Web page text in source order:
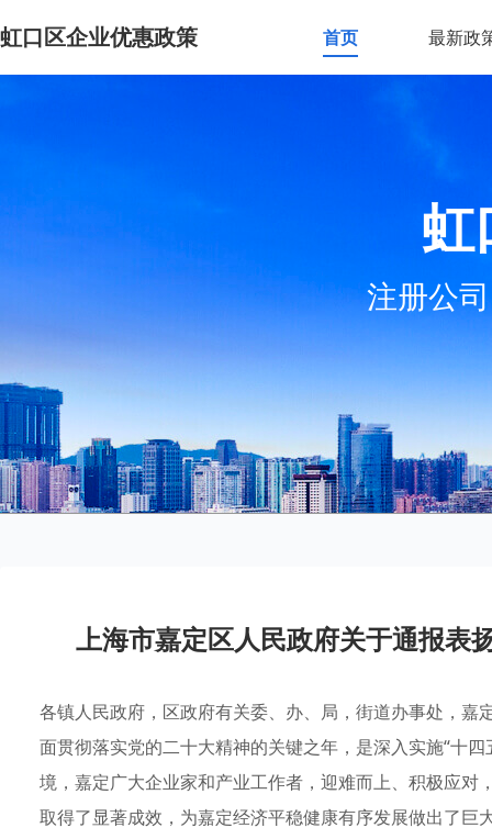
虹口区企业优惠政策 首页 最新政
虹
注册公
上海市嘉定区人民政府关于通报表
各镇人民政府，区政府有关委、办、局，街道办事处，
面贯彻落实党的二十大精神的关键之年，是深入实施“十
境，嘉定广大企业家和产业工作者，迎难而上、积极应
取得了显著成效，为嘉定经济平稳健康有序发展做出了